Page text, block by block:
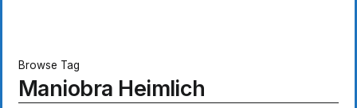
Browse Tag
Maniobra Heimlich